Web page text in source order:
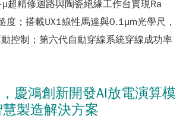
超精修迴路與陶瓷絕緣工作台實現Ra
度；搭載UX1線性馬達與0.1μm光學尺，
控制；第六代自動穿線系統穿線成功率
慶鴻創新開發AI放電演算模
製造解決方案